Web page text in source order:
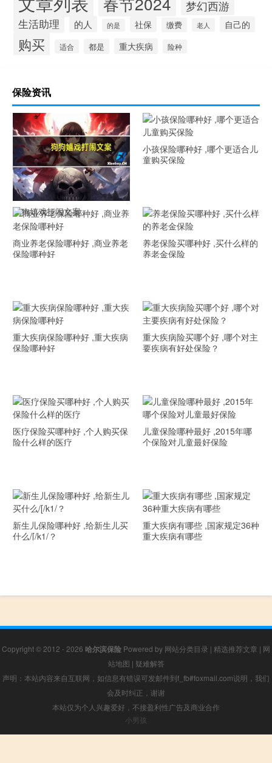
梦幻西游
生活助理 的人 的是 社保 缴费 老人 自己的
购买 适合 都是 重大疾病 险种
保险资讯
狗狗嬉戏打闹文案
小孩保险哪种好 ,哪个更适合儿
童购买保险
商业养老保险哪种好 ,商业养老
保险哪种好
养老保险买哪种好 ,买什么样的
养老金保险
重大疾病保险哪种好 ,重大疾病
保险哪种好
重大疾病险买哪个好 ,哪个对主
要疾病有好处保险？
医疗保险买哪种好 ,个人购买保
险什么样的医疗
儿童保险哪种最好 ,2015年哪
个保险对儿童最好保险
新生儿保险哪种好 ,给新生儿买
什么/[/k1/？
重大疾病有哪些 ,国家规定36种
重大疾病有哪些
Copyright © 2012 - 2026 哈尔滨保险 Powered by 网站分类目录 | 精选推荐文章 | 网
站地图 | 疑难解答
声明：本站内容来自互联网，如信息有错误可发邮件到f_fb#foxmail.com说明，我们
会及时纠正，谢谢
本站仅为个人兴趣爱好，不接盈利性广告及商业合作
小男孩